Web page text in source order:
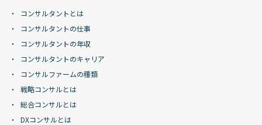
コンサルタントとは
コンサルタントの仕事
コンサルタントの年収
コンサルタントのキャリア
コンサルファームの種類
戦略コンサルとは
総合コンサルとは
DXコンサルとは